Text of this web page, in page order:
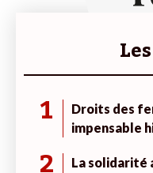
1
Droits des
impensable
La solidarité